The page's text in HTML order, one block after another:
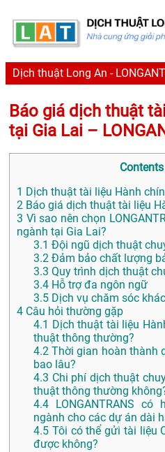
Dịch thuật Long An -
Báo giá dịch thuật
tại Gia Lai –
Contents
1 Dịch thuật tài liệu Hành
2 Báo giá dịch thuật tài liệu
3 Vì sao nên chọn
ngành tại Gia Lai?
3.1 Đội ngũ dịch thuật
3.2 Đảm bảo chất lượng
3.3 Quy trình dịch thuật
3.4 Hỗ trợ đa ngôn ngữ
3.5 Dịch vụ chăm sóc
4 Câu hỏi thường gặp
4.1 Dịch thuật tài liệu
thuật thông thường?
4.2 Thời gian hoàn thành
bao lâu?
4.3 Chi phí dịch thuật
thuật thông thường
4.4 LONGANTRANS
ngành cho các dự án dài
4.5 Tôi có thể gửi tài liệu
được không?